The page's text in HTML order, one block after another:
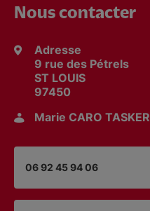
Nous contacter
Adresse
9 rue des Pétrels
ST LOUIS
97450
Marie CARO TASKER
06 92 45 94 06